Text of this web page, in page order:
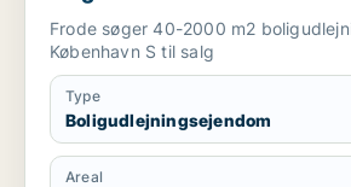
Frode søger 40-2000 m2
København S til salg
Type
Boligudlejningsejendom
Areal